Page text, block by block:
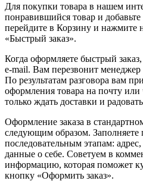
Для покупки товара в нашем
понравившийся товар и добавьте
перейдите в Корзину и нажмите
«Быстрый заказ».
Когда оформляете быстрый
e-mail. Вам перезвонит менеджер
По результатам разговора вам
оформления товара на почту
только ждать доставки и
Оформление заказа в
следующим образом.
последовательным этапам:
данные о себе. Советуем в
информацию, которая поможет
кнопку «Оформить заказ».